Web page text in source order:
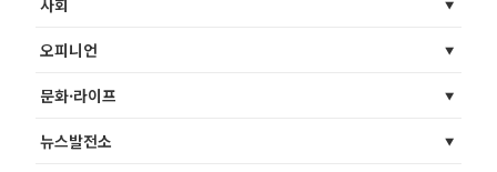
사회
오피니언
문화·라이프
뉴스발전소